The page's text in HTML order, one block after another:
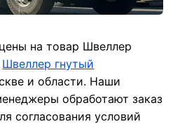
на товар Швеллер
Швеллер гнутый
и области. Наши
обработают заказ
согласования условий